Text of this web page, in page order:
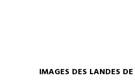
IMAGES DES LANDES